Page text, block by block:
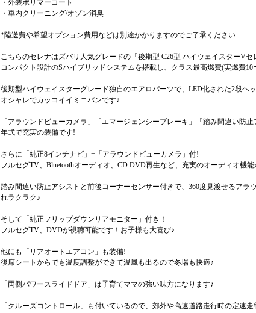
・外装ポリマーコート
・車内クリーニング/オゾン消臭
*陸送費や希望オプション費用などは別途かかりますのでご了承ください
こちらのセレナはズバリ人気グレードの「後期型 C26型 ハイウェイスターV
コンパクト設計のSハイブリッドシステムを搭載し、クラス最高燃費(実燃費10
後期型ハイウェイスターグレード独自のエアロパーツで、LED化された2段ヘ
オシャレでカッコイイミニバンです♪
「アラウンドビューカメラ」「エマージェンシーブレーキ」「踏み間違い防
年式で充実の装備です!
さらに「純正8インチナビ」+「アラウンドビューカメラ」付!
フルセグTV、Bluetoothオーディオ、CD.DVD再生など、充実のオーディオ機能
踏み間違い防止アシストと前後コーナーセンサー付きで、360度見渡せるア
れラクラク♪
そして「純正フリップダウンリアモニター」付き！
フルセグTV、DVDが視聴可能です！お子様も大喜び♪
他にも「リアオートエアコン」も装備!
後席シートからでも温度調整ができて温風も出るので冬場も快適♪
「両側パワースライドドア」は子育てママの強い味方になります♪
「クルーズコントロール」も付いているので、郊外や高速道路走行時の定速